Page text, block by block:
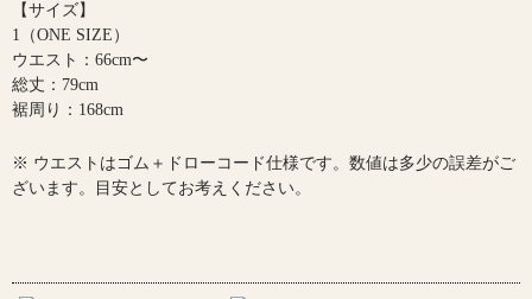
【サイズ】
1（ONE SIZE）
ウエスト：66cm〜
総丈：79cm
裾周り：168cm
※ ウエストはゴム＋ドローコード仕様です。数値は多少の誤差がご
ざいます。目安としてお考えください。